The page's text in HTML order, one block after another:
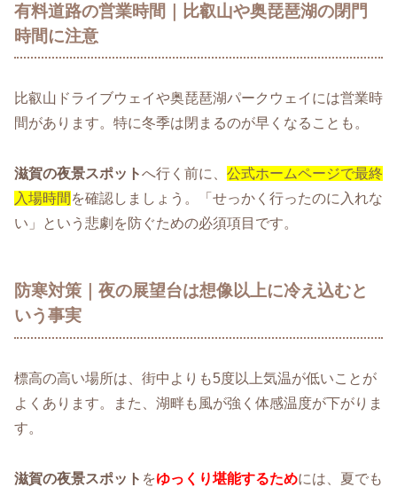
有料道路の営業時間｜比叡山や奥琵琶湖の閉門
時間に注意
比叡山ドライブウェイや奥琵琶湖パークウェイには営業時
間があります。特に冬季は閉まるのが早くなることも。
滋賀の夜景スポットへ行く前に、 公式ホームページで最終
入場時間 を確認しましょう。「せっかく行ったのに入れな
い」という悲劇を防ぐための必須項目です。
防寒対策｜夜の展望台は想像以上に冷え込むと
いう事実
標高の高い場所は、街中よりも5度以上気温が低いことが
よくあります。また、湖畔も風が強く体感温度が下がりま
す。
滋賀の夜景スポット をゆっくり堪能するためには、夏でも